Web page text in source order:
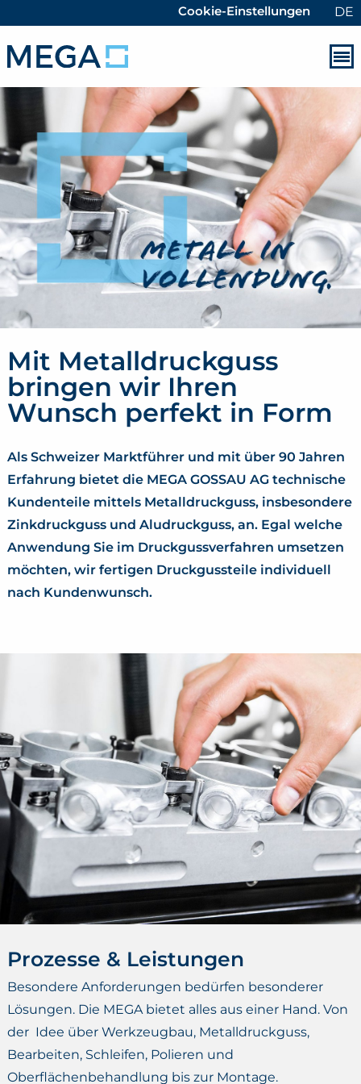
Cookie-Einstellungen DE
Mit Metalldruckguss
bringen wir Ihren
Wunsch perfekt in Form
Als Schweizer Marktführer und mit über 90 Jahren
Erfahrung bietet die MEGA GOSSAU AG technische
Kundenteile mittels Metalldruckguss, insbesondere
Zinkdruckguss und Aludruckguss, an. Egal welche
Anwendung Sie im Druckgussverfahren umsetzen
möchten, wir fertigen Druckgussteile individuell
nach Kundenwunsch.
Prozesse & Leistungen
Besondere Anforderungen bedürfen besonderer
Lösungen. Die MEGA bietet alles aus einer Hand. Von
der Idee über Werkzeugbau, Metalldruckguss,
Bearbeiten, Schleifen, Polieren und
Oberflächenbehandlung bis zur Montage.